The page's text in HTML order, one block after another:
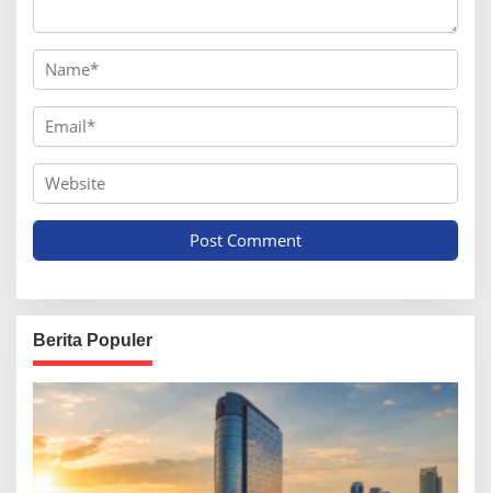
Berita Populer